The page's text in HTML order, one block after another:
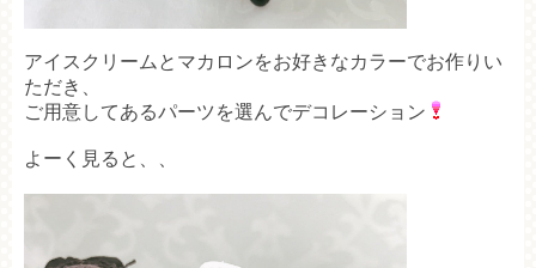
アイスクリームとマカロンをお好きなカラーでお作りい
ただき、
ご用意してあるパーツを選んでデコレーション
よーく見ると、、